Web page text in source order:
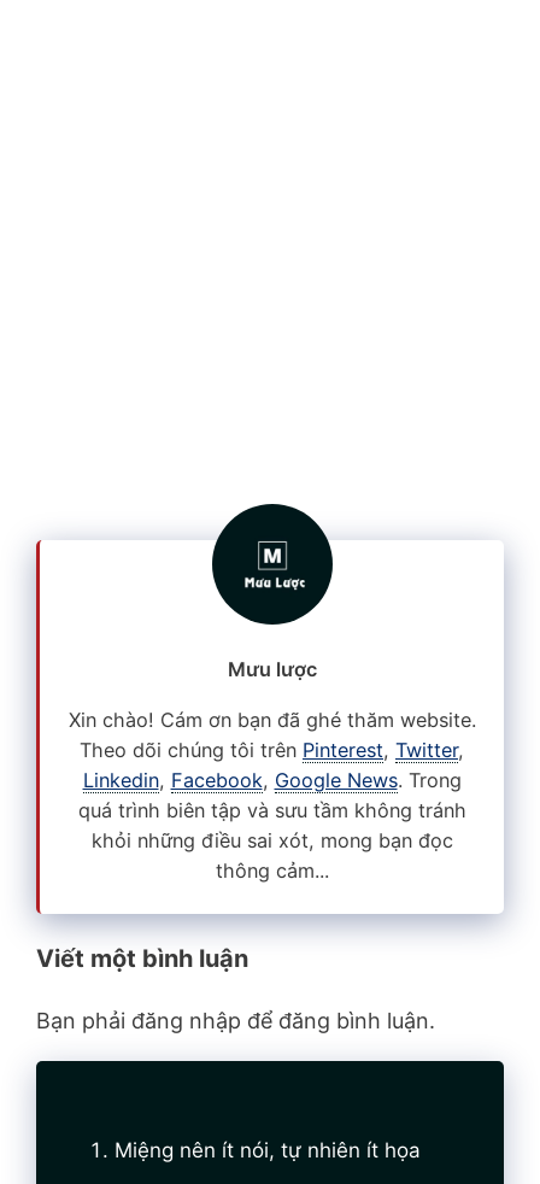
Mưu lược
Xin chào! Cám ơn bạn đã ghé thăm website.
Theo dõi chúng tôi trên Pinterest, Twitter,
Linkedin, Facebook, Google News. Trong
quá trình biên tập và sưu tầm không tránh
khỏi những điều sai xót, mong bạn đọc
thông cảm...
Viết một bình luận
Bạn phải đăng nhập để đăng bình luận.
Miệng nên ít nói, tự nhiên ít họa